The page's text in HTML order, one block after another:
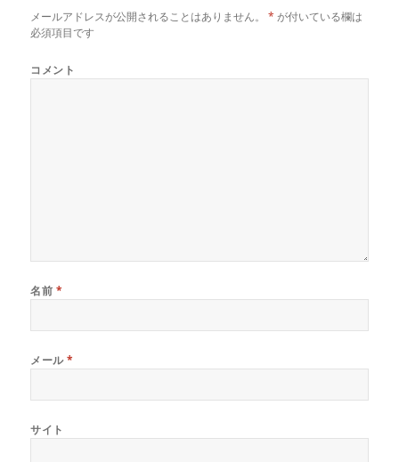
メールアドレスが公開されることはありません。 * が付いている欄は
必須項目です
コメント
名前 *
メール*
サイト